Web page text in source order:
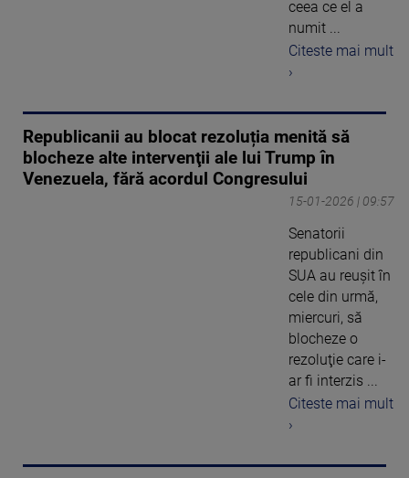
ceea ce el a
numit ...
Citeste mai mult
›
Republicanii au blocat rezoluția menită să
blocheze alte intervenţii ale lui Trump în
Venezuela, fără acordul Congresului
15-01-2026 | 09:57
Senatorii
republicani din
SUA au reuşit în
cele din urmă,
miercuri, să
blocheze o
rezoluţie care i-
ar fi interzis ...
Citeste mai mult
›